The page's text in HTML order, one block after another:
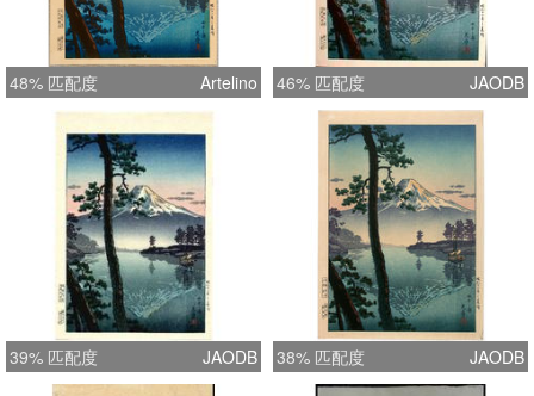
48% 匹配度 Artelino 46% 匹配度 JAODB
39% 匹配度 JAODB 38% 匹配度 JAODB